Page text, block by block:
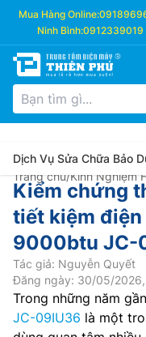
Mua Hàng Online:
Ninh Bình:0912339019
Dịch Vụ Sửa Chữa Bảo
Trang chủ/Kinh Nghiệm
Kiểm chứng
tiết kiệm điện
9000btu JC-
Tác giả: Nguyễn Quyết
Đăng ngày: 30/05/2026,
Trong những năm
JC-09IU36 là một